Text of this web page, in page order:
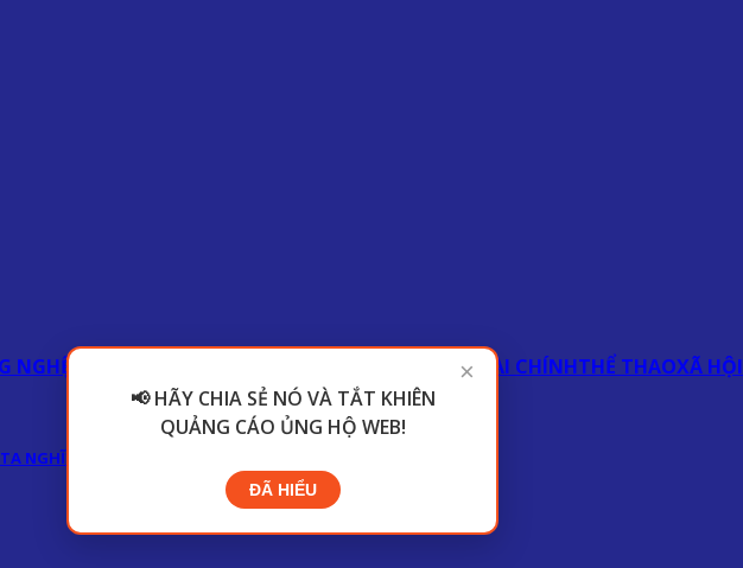
NGHỆ KINH DOANH TÀI CHÍNHTHỂ THAOXÃ HỘI
NGHĨ?
×
📢 HÃY CHIA SẺ NÓ VÀ TẮT KHIÊN
QUẢNG CÁO ỦNG HỘ WEB!
ĐÃ HIỂU